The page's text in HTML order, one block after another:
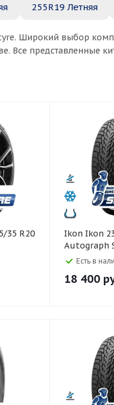
255R19 Летняя
Широкий выбор
Все представленные
Ikon Ikon 235/55 R20
Autograph
Есть в
18 400